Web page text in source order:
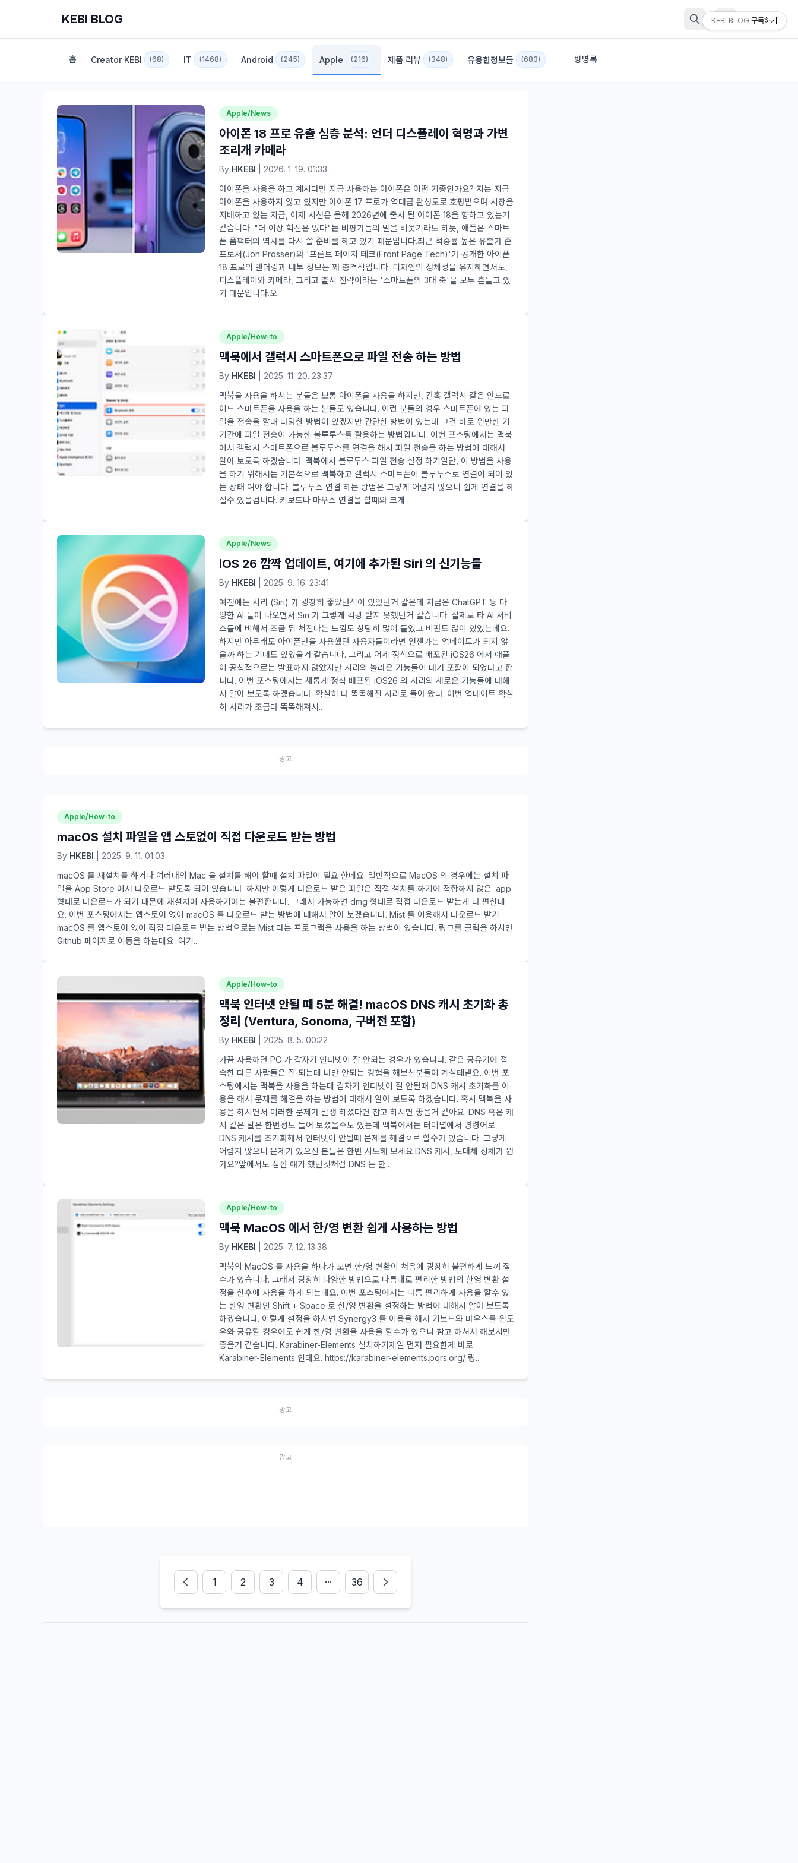
KEBI BLOG
홈 Creator KEBI (68) IT (1468) Android (245) Apple (216) 제품 리뷰 (348) 유용한정보들 (683) 방명록
Apple/News
아이폰 18 프로 유출 심층 분석: 언더 디스플레이 혁명과 가변
조리개 카메라
By HKEBI | 2026. 1. 19. 01:33
아이폰을 사용을 하고 계시다면 지금 사용하는 아이폰은 어떤 기종인가요? 저는 지금
아이폰을 사용하지 않고 있지만 아이폰 17 프로가 역대급 완성도로 호평받으며 시장을
지배하고 있는 지금, 이제 시선은 올해 2026년에 출시 될 아이폰 18을 향하고 있는거
같습니다. "더 이상 혁신은 없다"는 비평가들의 말을 비웃기라도 하듯, 애플은 스마트
폰 폼팩터의 역사를 다시 쓸 준비를 하고 있기 때문입니다.최근 적중률 높은 유출가 존
프로서(Jon Prosser)와 '프론트 페이지 테크(Front Page Tech)'가 공개한 아이폰
18 프로의 렌더링과 내부 정보는 꽤 충격적입니다. 디자인의 정체성을 유지하면서도,
디스플레이와 카메라, 그리고 출시 전략이라는 '스마트폰의 3대 축'을 모두 흔들고 있
기 때문입니다.오..
Apple/How-to
맥북에서 갤럭시 스마트폰으로 파일 전송 하는 방법
By HKEBI | 2025. 11. 20. 23:37
맥북을 사용을 하시는 분들은 보통 아이폰을 사용을 하지만, 간혹 갤럭시 같은 안드로
이드 스마트폰을 사용을 하는 분들도 있습니다. 이런 분들의 경우 스마트폰에 있는 파
일을 전송을 할때 다양한 방법이 있겠지만 간단한 방법이 있는데 그건 바로 왼만한 기
기간에 파일 전송이 가능한 블루투스를 활용하는 방법입니다. 이번 포스팅에서는 맥북
에서 갤럭시 스마트폰으로 블루투스를 연결을 해서 파일 전송을 하는 방법에 대해서
알아 보도록 하겠습니다. 맥북에서 블루투스 파일 전송 설정 하기일단, 이 방법을 사용
을 하기 위해서는 기본적으로 맥북하고 갤럭시 스마트폰이 블루투스로 연결이 되어 있
는 상태 여야 합니다. 블루투스 연결 하는 방법은 그렇게 어렵지 않으니 쉽게 연결을 하
실수 있을겁니다. 키보드나 마우스 연결을 할때와 크게 ..
Apple/News
iOS 26 깜짝 업데이트, 여기에 추가된 Siri 의 신기능들
By HKEBI | 2025. 9. 16. 23:41
예전에는 시리 (Siri) 가 굉장히 좋았던적이 있었던거 같은데 지금은 ChatGPT 등 다
양한 AI 들이 나오면서 Siri 가 그렇게 각광 받지 못했던거 같습니다. 실제로 타 AI 서비
스들에 비해서 조금 뒤 처진다는 느낌도 상당히 많이 들었고 비판도 많이 있었는데요.
하지만 아무래도 아이폰만을 사용했던 사용자들이라면 언젠가는 업데이트가 되지 않
을까 하는 기대도 있었을거 같습니다. 그리고 어제 정식으로 배포된 iOS26 에서 애플
이 공식적으로는 발표하지 않았지만 시리의 놀라운 기능들이 대거 포함이 되었다고 합
니다. 이번 포스팅에서는 새롭게 정식 배포된 iOS26 의 시리의 새로운 기능들에 대해
서 알아 보도록 하겠습니다. 확실히 더 똑똑해진 시리로 돌아 왔다. 이번 업데이트 확실
히 시리가 조금더 똑똑해져서..
광고
Apple/How-to
macOS 설치 파일을 앱 스토없이 직접 다운로드 받는 방법
By HKEBI | 2025. 9. 11. 01:03
macOS 를 재설치를 하거나 여러대의 Mac 을 설치를 해야 할때 설치 파일이 필요 한데요. 일반적으로 MacOS 의 경우에는 설치 파
일을 App Store 에서 다운로드 받도록 되어 있습니다. 하지만 이렇게 다운로드 받은 파일은 직접 설치를 하기에 적합하지 않은 .app
형태로 다운로드가 되기 때문에 재설치에 사용하기에는 불편합니다. 그래서 가능하면 dmg 형태로 직접 다운로드 받는게 더 편한데
요. 이번 포스팅에서는 앱스토어 없이 macOS 를 다운로드 받는 방법에 대해서 알아 보겠습니다. Mist 를 이용해서 다운로드 받기
macOS 를 앱스토어 없이 직접 다운로드 받는 방법으로는 Mist 라는 프로그램을 사용을 하는 방법이 있습니다. 링크를 클릭을 하시면
Github 페이지로 이동을 하는데요. 여기..
Apple/How-to
맥북 인터넷 안될 때 5분 해결! macOS DNS 캐시 초기화 총
정리 (Ventura, Sonoma, 구버전 포함)
By HKEBI | 2025. 8. 5. 00:22
가끔 사용하던 PC 가 갑자기 인터넷이 잘 안되는 경우가 있습니다. 같은 공유기에 접
속한 다른 사람들은 잘 되는데 나만 안되는 경험을 해보신분들이 계실테넫요. 이번 포
스팅에서는 맥북을 사용을 하는데 갑자기 인터넷이 잘 안될때 DNS 캐시 초기화를 이
용을 해서 문제를 해결을 하는 방법에 대해서 알아 보도록 하겠습니다. 혹시 맥북을 사
용을 하시면서 이러한 문제가 발생 하셨다면 참고 하시면 좋을거 같아요. DNS 혹은 캐
시 같은 말은 한번정도 들어 보셨을수도 있는데 맥북에서는 터미널에서 명령어로
DNS 캐시를 초기화해서 인터넷이 안될때 문제를 해결ㅇ르 할수가 있습니다. 그렇게
어렵지 않으니 문제가 있으신 분들은 한번 시도해 보세요.DNS 캐시, 도대체 정체가 뭔
가요?앞에서도 잠깐 얘기 했던것처럼 DNS 는 한..
Apple/How-to
맥북 MacOS 에서 한/영 변환 쉽게 사용하는 방법
By HKEBI | 2025. 7. 12. 13:38
맥북의 MacOS 를 사용을 하다가 보면 한/영 변환이 처음에 굉장히 불편하게 느껴 질
수가 있습니다. 그래서 굉장히 다양한 방법으로 나름대로 편리한 방법의 한영 변환 설
정을 한후에 사용을 하게 되는데요. 이번 포스팅에서는 나름 편리하게 사용을 할수 있
는 한영 변환인 Shift + Space 로 한/영 변환을 설정하는 방법에 대해서 알아 보도록
하겠습니다. 이렇게 설정을 하시면 Synergy3 를 이용을 해서 키보드와 마우스를 윈도
우와 공유할 경우에도 쉽게 한/영 변환을 사용을 할수가 있으니 참고 하셔서 해보시면
좋을거 같습니다. Karabiner-Elements 설치하기제일 먼저 필요한게 바로
Karabiner-Elements 인데요. https://karabiner-elements.pqrs.org/ 링..
광고
광고
1 2 3 4 ··· 36
KEBI BLOG 구독하기